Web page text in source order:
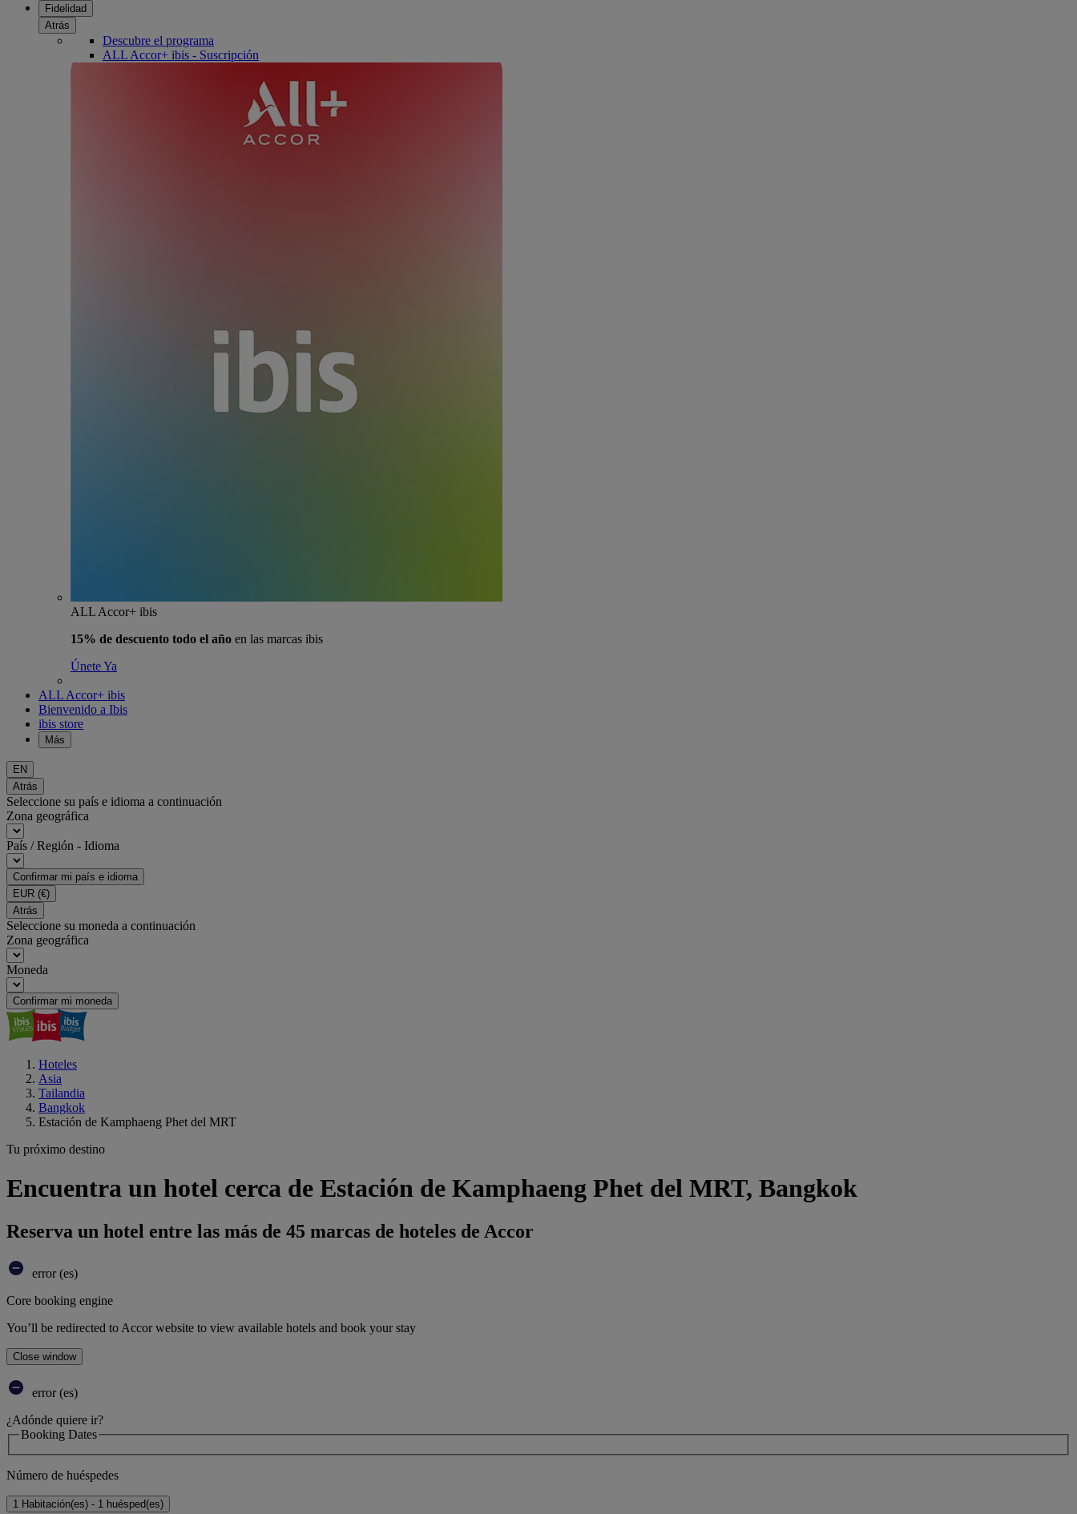
Fidelidad
Atrás
Descubre el programa
ALL Accor+ ibis - Suscripción
ALL Accor+ ibis
15% de descuento todo el año en las marcas ibis
Únete Ya
ALL Accor+ ibis
Bienvenido a Ibis
ibis store
Más
EN
Atrás
Seleccione su país e idioma a continuación
Zona geográfica
País / Región - Idioma
Confirmar mi país e idioma
EUR (€)
Atrás
Seleccione su moneda a continuación
Zona geográfica
Moneda
Confirmar mi moneda
Hoteles
Asia
Tailandia
Bangkok
Estación de Kamphaeng Phet del MRT
Tu próximo destino
Encuentra un hotel cerca de Estación de Kamphaeng Phet del MRT, Bangkok
Reserva un hotel entre las más de 45 marcas de hoteles de Accor
error (es)
Core booking engine
You’ll be redirected to Accor website to view available hotels and book your stay
Close window
error (es)
¿Adónde quiere ir?
Booking Dates
Número de huéspedes
1 Habitación(es) - 1 huésped(es)